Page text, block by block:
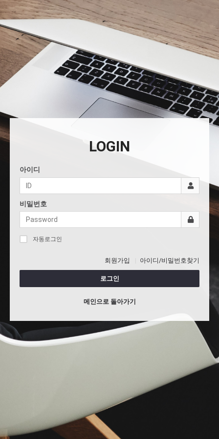
LOGIN
아이디
비밀번호
자동로그인
회원가입 아이디/비밀번호찾기
로그인
메인으로 돌아가기